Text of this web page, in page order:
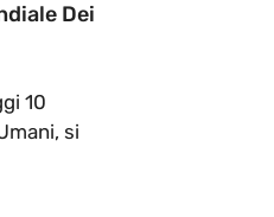
Dei
10
si